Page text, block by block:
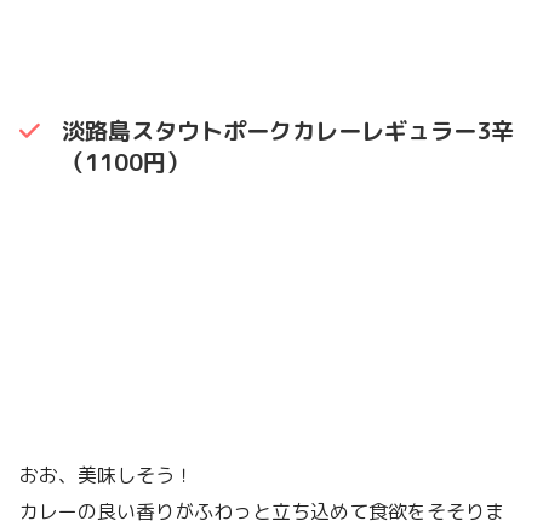
淡路島スタウトポークカレーレギュラー3辛
（1100円）
おお、美味しそう！
カレーの良い香りがふわっと立ち込めて食欲をそそりま